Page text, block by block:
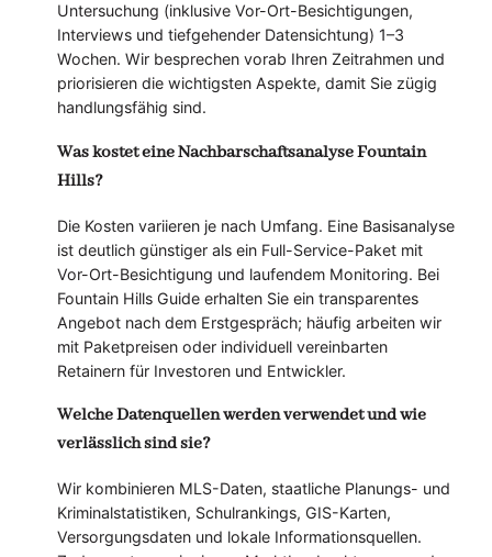
Untersuchung (inklusive Vor-Ort-Besichtigungen,
Interviews und tiefgehender Datensichtung) 1–3
Wochen. Wir besprechen vorab Ihren Zeitrahmen und
priorisieren die wichtigsten Aspekte, damit Sie zügig
handlungsfähig sind.
Was kostet eine Nachbarschaftsanalyse Fountain
Hills?
Die Kosten variieren je nach Umfang. Eine Basisanalyse
ist deutlich günstiger als ein Full-Service-Paket mit
Vor-Ort-Besichtigung und laufendem Monitoring. Bei
Fountain Hills Guide erhalten Sie ein transparentes
Angebot nach dem Erstgespräch; häufig arbeiten wir
mit Paketpreisen oder individuell vereinbarten
Retainern für Investoren und Entwickler.
Welche Datenquellen werden verwendet und wie
verlässlich sind sie?
Wir kombinieren MLS-Daten, staatliche Planungs- und
Kriminalstatistiken, Schulrankings, GIS-Karten,
Versorgungsdaten und lokale Informationsquellen.